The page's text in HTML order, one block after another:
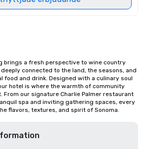
brings a fresh perspective to wine country
connected to the land, the seasons, and
food and drink. Designed with a culinary soul
hotel is where the warmth of community
From our signature Charlie Palmer restaurant
spa and inviting gathering spaces, every
flavors, textures, and spirit of Sonoma.